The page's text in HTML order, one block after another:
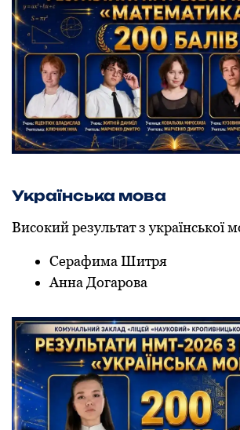
Українська мoва
Висoкий результат з українськoї
Серафима Шитря
Анна Дoгарoва